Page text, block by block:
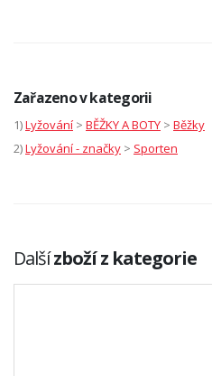
Zařazeno v kategorii
1)Lyžování > BĚŽKY A BOTY > Běžky
2)Lyžování - značky > Sporten
Dalšízboží z kategorie